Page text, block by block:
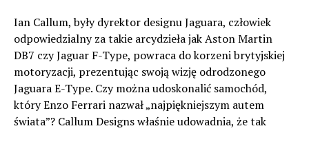
Ian Callum, były dyrektor designu Jaguara, człowiek
odpowiedzialny za takie arcydzieła jak Aston Martin
DB7 czy Jaguar F-Type, powraca do korzeni brytyjskiej
motoryzacji, prezentując swoją wizję odrodzonego
Jaguara E-Type. Czy można udoskonalić samochód,
który Enzo Ferrari nazwał „najpiękniejszym autem
świata”? Callum Designs właśnie udowadnia, że tak